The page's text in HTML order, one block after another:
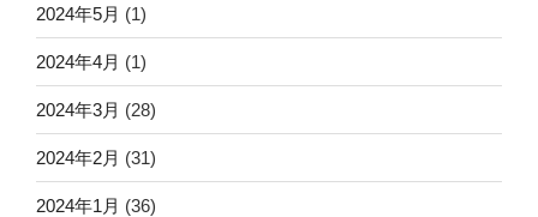
2024年5月 (1)
2024年4月 (1)
2024年3月 (28)
2024年2月 (31)
2024年1月 (36)